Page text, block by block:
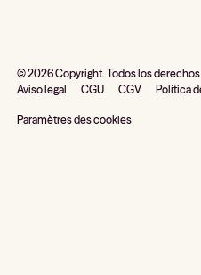
©2026Copyright. Todos los
Aviso legal
CGU CGV Política
Paramètres des cookies